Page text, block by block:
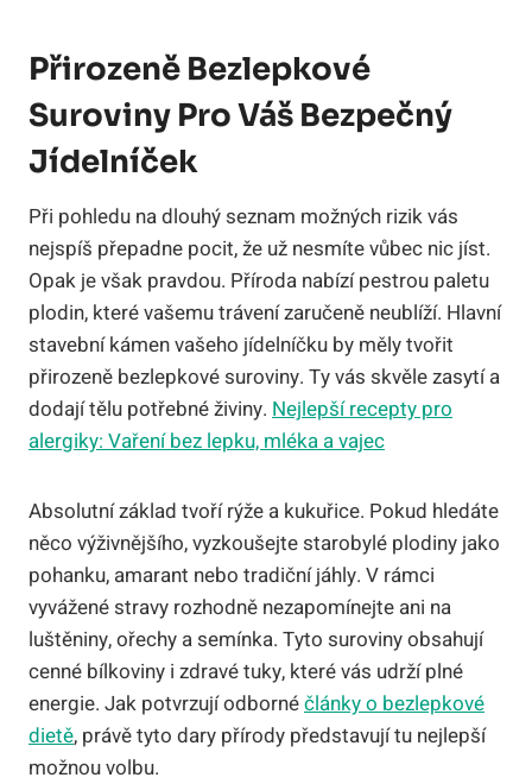
Přirozeně Bezlepkové
Suroviny Pro Váš Bezpečný
Jídelníček
Při pohledu na dlouhý seznam možných rizik vás
nejspíš přepadne pocit, že už nesmíte vůbec nic jíst.
Opak je však pravdou. Příroda nabízí pestrou paletu
plodin, které vašemu trávení zaručeně neublíží. Hlavní
stavební kámen vašeho jídelníčku by měly tvořit
přirozeně bezlepkové suroviny. Ty vás skvěle zasytí a
dodají tělu potřebné živiny. Nejlepší recepty pro
alergiky: Vaření bez lepku, mléka a vajec
Absolutní základ tvoří rýže a kukuřice. Pokud hledáte
něco výživnějšího, vyzkoušejte starobylé plodiny jako
pohanku, amarant nebo tradiční jáhly. V rámci
vyvážené stravy rozhodně nezapomínejte ani na
luštěniny, ořechy a semínka. Tyto suroviny obsahují
cenné bílkoviny i zdravé tuky, které vás udrží plné
energie. Jak potvrzují odbornéčlánky o bezlepkové
dietě, právě tyto dary přírody představují tu nejlepší
možnou volbu.